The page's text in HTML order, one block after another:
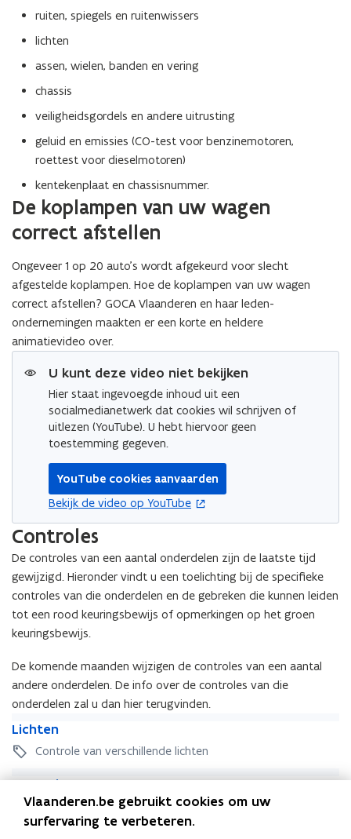
ruiten, spiegels en ruitenwissers
lichten
assen, wielen, banden en vering
chassis
veiligheidsgordels en andere uitrusting
geluid en emissies (CO-test voor benzinemotoren,
roettest voor dieselmotoren)
kentekenplaat en chassisnummer.
De koplampen van uw wagen
correct afstellen
Ongeveer 1 op 20 auto’s wordt afgekeurd voor slecht
afgestelde koplampen. Hoe de koplampen van uw wagen
correct afstellen? GOCA Vlaanderen en haar leden-
ondernemingen maakten er een korte en heldere
animatievideo over.
U kunt deze video niet bekijken
Hier staat ingevoegde inhoud uit een
socialmedianetwerk dat cookies wil schrijven of
uitlezen (YouTube). U hebt hiervoor geen
toestemming gegeven.
YouTube cookies aanvaarden
Bekijk de video op YouTube
opent in nieuw venster
Controles
De controles van een aantal onderdelen zijn de laatste tijd
gewijzigd. Hieronder vindt u een toelichting bij de specifieke
controles van die onderdelen en de gebreken die kunnen leiden
tot een rood keuringsbewijs of opmerkingen op het groen
keuringsbewijs.
De komende maanden wijzigen de controles van een aantal
andere onderdelen. De info over de controles van die
onderdelen zal u dan hier terugvinden.
i
c
h
Lichten
L
i
h
Controle van verschillende lichten
V
Voorruit
V
Strengere controle sinds december 2018
Binnen schoonmaakgebied van de ruitenwissers
Vlaanderen.be gebruikt cookies om uw
surfervaring te verbeteren.